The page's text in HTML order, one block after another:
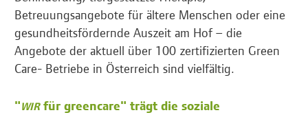
Betreuungsangebote für ältere Menschen oder eine
gesundheitsfördernde Auszeit am Hof – die
Angebote der aktuell über 100 zertifizierten Green
Care- Betriebe in Österreich sind vielfältig.
"WIRfür greencare" trägt die soziale